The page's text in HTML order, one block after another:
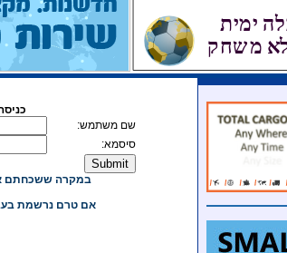
שם משתמש:
סיסמא:
במקרה ששכחתם
אם טרם נרשמת